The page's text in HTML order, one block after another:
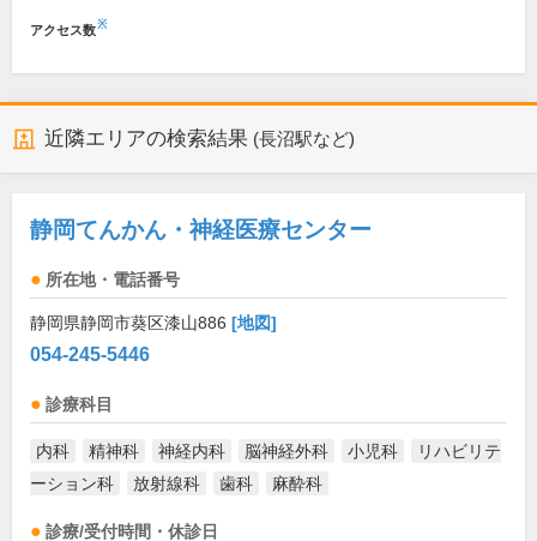
アクセス数※
近隣エリアの検索結果 (長沼駅など)
静岡てんかん・神経医療センター
所在地・電話番号
静岡県静岡市葵区漆山886 [地図]
054-245-5446
診療科目
内科 精神科 神経内科 脳神経外科 小児科
リハビリテ
ーション科
放射線科 歯科 麻酔科
診療/受付時間・休診日